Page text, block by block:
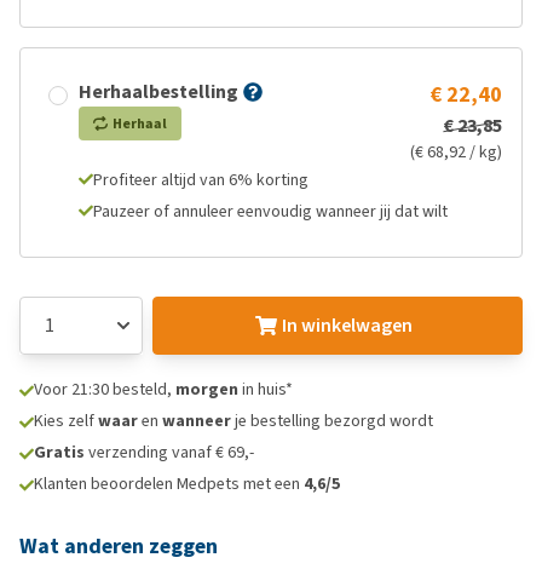
Herhaalbestelling
Herhaal
€ 22,40
€ 23,85
(€ 68,92 / kg)
Profiteer altijd van 6% korting
Pauzeer of annuleer eenvoudig wanneer jij dat wilt
In winkelwagen
Voor 21:30 besteld, morgen in huis*
Kies zelfwaaren wanneerje bestelling bezorgd wordt
Gratis verzending vanaf € 69,-
Klanten beoordelen Medpets met een 4,6/5
Wat anderen zeggen